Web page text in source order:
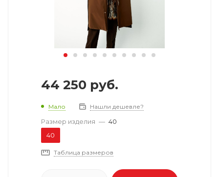
44 250 руб.
Мало Нашли дешевле?
Размер изделия — 40
40
Таблица размеров